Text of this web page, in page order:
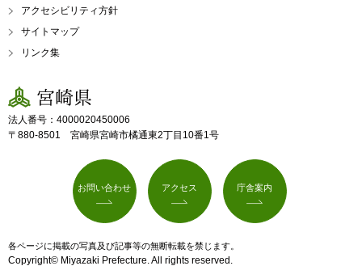
アクセシビリティ方針
サイトマップ
リンク集
宮崎県
法人番号：4000020450006
〒880-8501 宮崎県宮崎市橘通東2丁目10番1号
お問い合わせ アクセス 庁舎案内
各ページに掲載の写真及び記事等の無断転載を禁じます。
Copyright© Miyazaki Prefecture. All rights reserved.